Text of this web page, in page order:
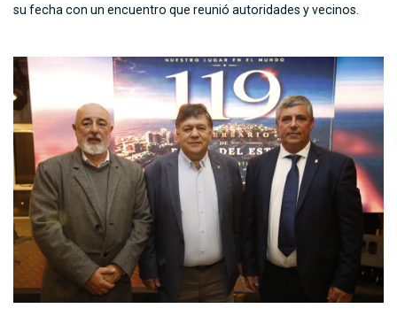
su fecha con un encuentro que reunió autoridades y vecinos.